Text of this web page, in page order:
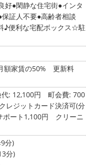
好 閑静な住宅街 インタ
保証人不要 高齢者相談
♪便利な宅配ボックス☆駐
家賃の50% 更新料
: 12,100円
町会費: 700
レジットカード決済可(分
ポート1,100円 クリーニ
分)
分)